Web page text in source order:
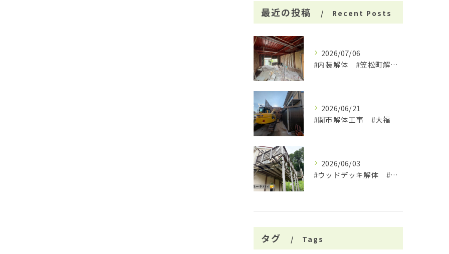
最近の投稿 Recent Posts
2026/07/06
#内装解体 #笠松町解体工事 #大福
2026/06/21
#関市解体工事 #大福
2026/06/03
#ウッドデッキ解体 #関市 #大福
タグ Tags